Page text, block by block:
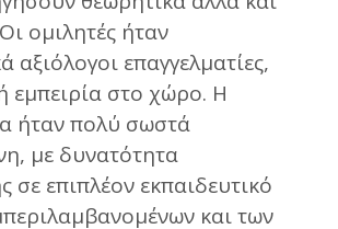
ομιλητές ήταν
αξιόλογοι επαγγελματίες,
εμπειρία στο χώρο. Η
ήταν πολύ σωστά
με δυνατότητα
επιπλέον εκπαιδευτικό
και των